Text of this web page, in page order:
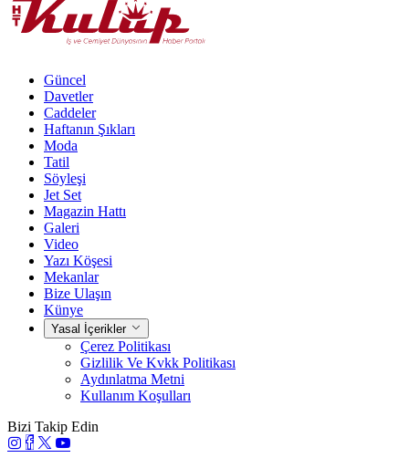
Güncel
Davetler
Caddeler
Haftanın Şıkları
Moda
Tatil
Söyleşi
Jet Set
Magazin Hattı
Galeri
Video
Yazı Köşesi
Mekanlar
Bize Ulaşın
Künye
Yasal İçerikler
Çerez Politikası
Gizlilik Ve Kvkk Politikası
Aydınlatma Metni
Kullanım Koşulları
Bizi Takip Edin